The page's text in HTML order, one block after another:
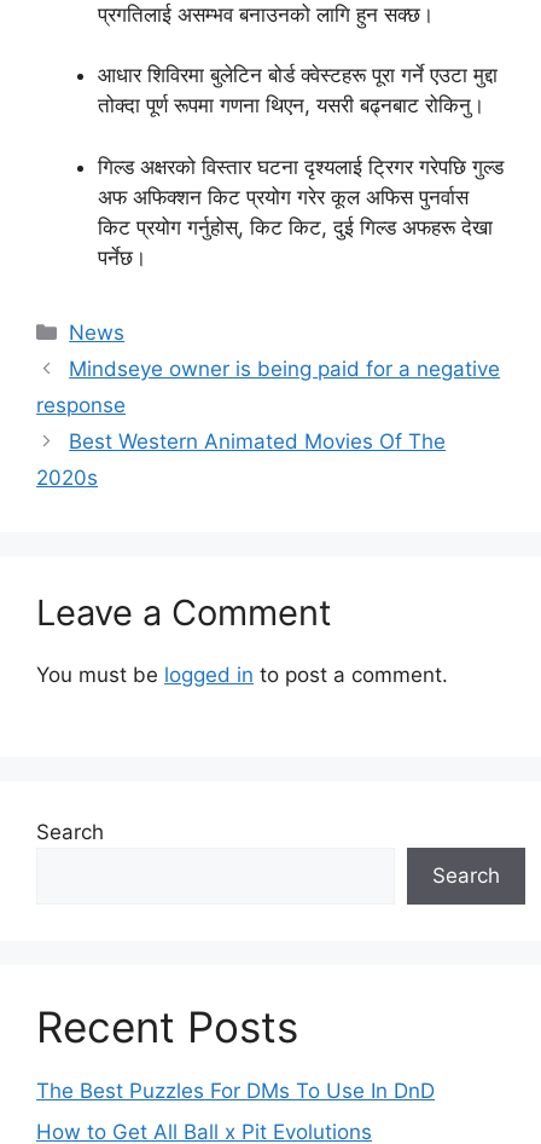
प्रगतिलाई असम्भव बनाउनको लागि हुन सक्छ।
आधार शिविरमा बुलेटिन बोर्ड क्वेस्टहरू पूरा गर्ने एउटा मुद्दा
तोक्दा पूर्ण रूपमा गणना थिएन, यसरी बढ्नबाट रोकिनु।
गिल्ड अक्षरको विस्तार घटना दृश्यलाई ट्रिगर गरेपछि गुल्ड
अफ अफिक्शन किट प्रयोग गरेर कूल अफिस पुनर्वास
किट प्रयोग गर्नुहोस्, किट किट, दुई गिल्ड अफहरू देखा
पर्नेछ।
Categories
News
Mindseye owner is being paid for a negative
response
Best Western Animated Movies Of The
2020s
Leave a Comment
You must be logged in to post a comment.
Search
Search
Recent Posts
The Best Puzzles For DMs To Use In DnD
How to Get All Ball x Pit Evolutions